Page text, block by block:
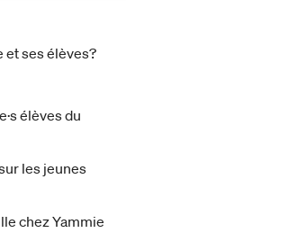
ses élèves?
élèves du
les jeunes
chez Yammie